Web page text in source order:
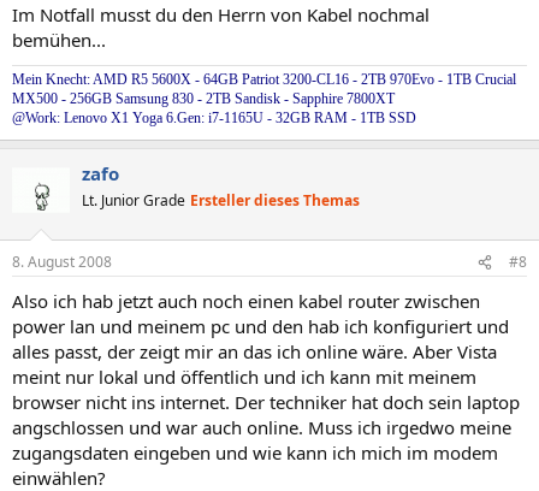
Im Notfall musst du den Herrn von Kabel nochmal
bemühen...
Mein Knecht: AMD R5 5600X - 64GB Patriot 3200-CL16 - 2TB 970Evo - 1TB Crucial
MX500 - 256GB Samsung 830 - 2TB Sandisk - Sapphire 7800XT
@Work: Lenovo X1 Yoga 6.Gen: i7-1165U - 32GB RAM - 1TB SSD
zafo
Lt. Junior Grade Ersteller dieses Themas
8. August 2008 #8
Also ich hab jetzt auch noch einen kabel router zwischen
power lan und meinem pc und den hab ich konfiguriert und
alles passt, der zeigt mir an das ich online wäre. Aber Vista
meint nur lokal und öffentlich und ich kann mit meinem
browser nicht ins internet. Der techniker hat doch sein laptop
angschlossen und war auch online. Muss ich irgedwo meine
zugangsdaten eingeben und wie kann ich mich im modem
einwählen?